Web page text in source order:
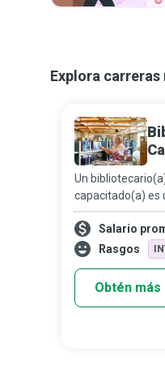
Explora
Un
capacitado(a) es
con corazón...
encontrar
buscando en la
Salario
Rasgos
Obtén